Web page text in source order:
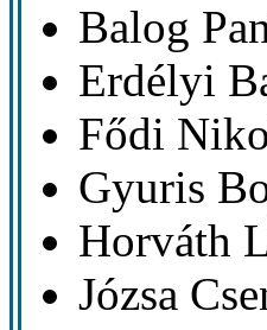
Balog
Erdélyi
Fődi
Gyuris
Horváth
Józsa